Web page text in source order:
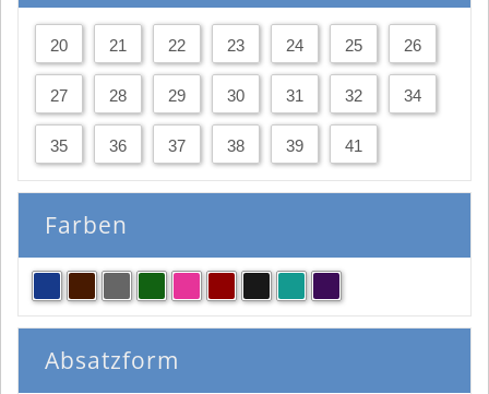
20 21 22 23 24 25 26
27 28 29 30 31 32 34
35 36 37 38 39 41
Farben
Absatzform